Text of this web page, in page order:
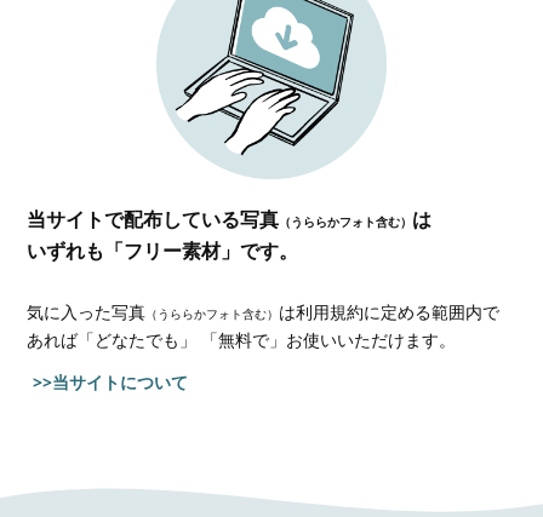
当サイトで配布している写真 （うららかフォト含む） は
いずれも「フリー素材」です。
気に入った写真 （うららかフォト含む） は利用規約に定める範囲内で
あれば「どなたでも」 「無料で」お使いいただけます。
>>当サイトについて